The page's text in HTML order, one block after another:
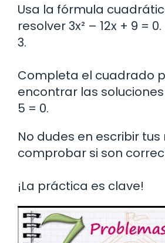
Usa la fórmula
resolver 3x² – 12x + 9 = 0.
3.
Completa el cuadrado
encontrar las soluciones
5 = 0.
No dudes en escribir
comprobar si son
¡La práctica es clave!